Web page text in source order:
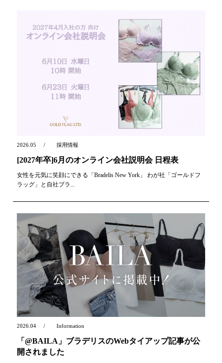
2026.05 採用情報
[2027年卒]6月のオンライン会社説明会 日程表
女性を元気に笑顔にできる「Bradelis New York」 わが社「ゴールドフ
ラッグ」と自社ブラ...
2026.04 Information
「@BAILA」ブラデリスのWebタイアップ記事が公
開されました